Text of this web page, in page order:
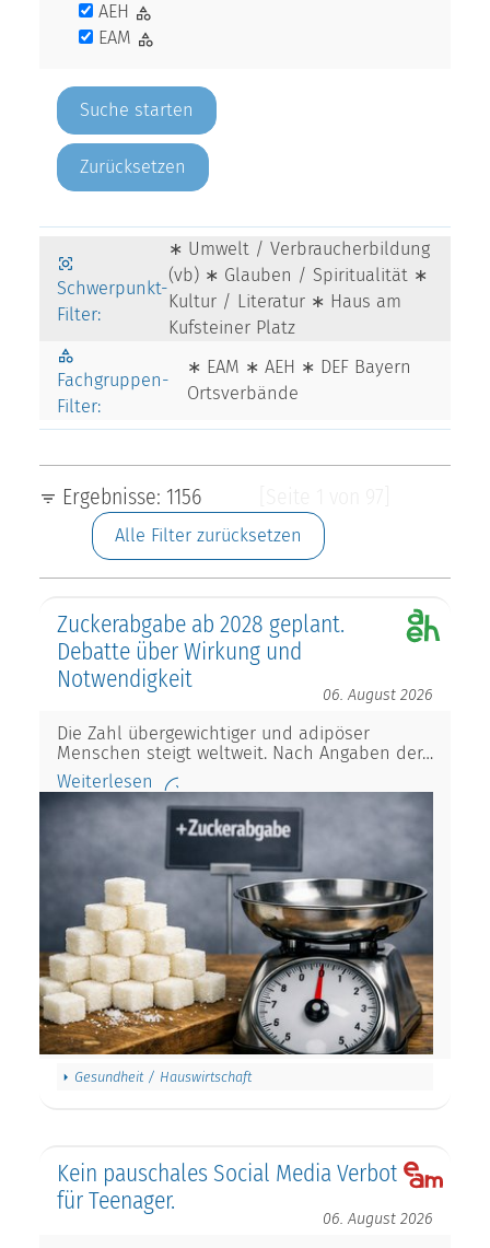
AEH
EAM
Zurücksetzen
Schwerpunkt-
Filter:
∗ Umwelt / Verbraucherbildung
(vb) ∗ Glauben / Spiritualität ∗
Kultur / Literatur ∗ Haus am
Kufsteiner Platz
Fachgruppen-
Filter:
∗ EAM ∗ AEH ∗ DEF Bayern
Ortsverbände
Ergebnisse: 1156
Alle Filter zurücksetzen
Zuckerabgabe ab 2028 geplant.
Debatte über Wirkung und
Notwendigkeit
06. August 2026
Die Zahl übergewichtiger und adipöser
Menschen steigt weltweit. Nach Angaben der…
Weiterlesen
Gesundheit / Hauswirtschaft
Kein pauschales Social Media Verbot
für Teenager.
06. August 2026